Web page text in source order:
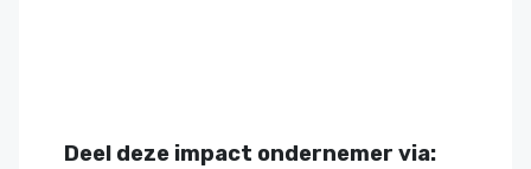
Deel deze impact ondernemer via: